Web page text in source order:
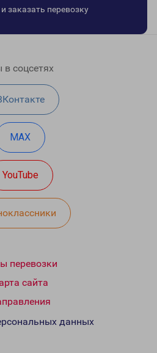
заказать перевозку
соцсетях
MAX
YouTube
перевозки
сайта
данных